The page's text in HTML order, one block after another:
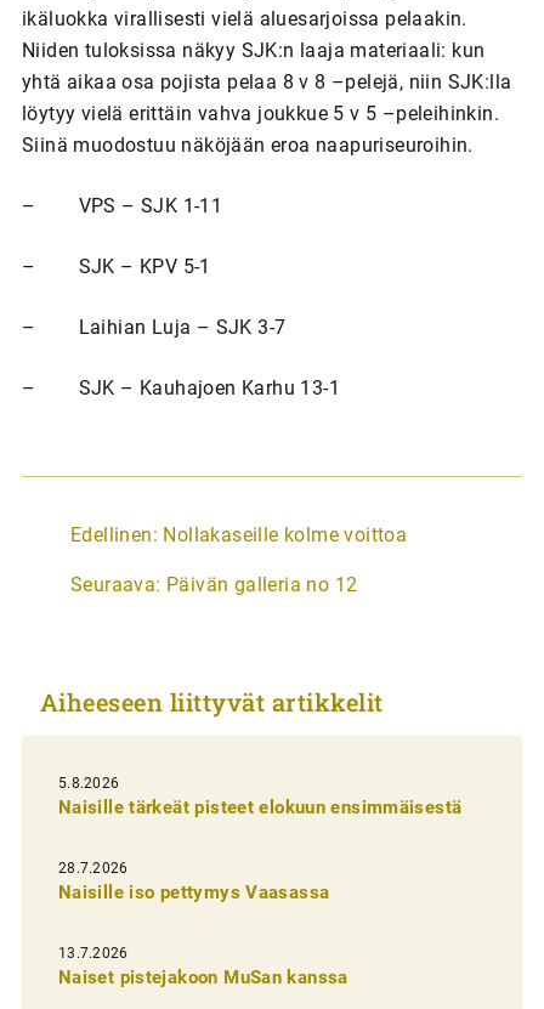
ikäluokka virallisesti vielä aluesarjoissa pelaakin.
Niiden tuloksissa näkyy SJK:n laaja materiaali: kun
yhtä aikaa osa pojista pelaa 8 v 8 –pelejä, niin SJK:lla
löytyy vielä erittäin vahva joukkue 5 v 5 –peleihinkin.
Siinä muodostuu näköjään eroa naapuriseuroihin.
– VPS – SJK 1-11
– SJK – KPV 5-1
– Laihian Luja – SJK 3-7
– SJK – Kauhajoen Karhu 13-1
A
t
k
e
l
i
e
n
e
Edellinen: Nollakaseille kolme voittoa
Seuraava: Päivän galleria no 12
Aiheeseen liittyvät artikkelit
5.8.2026
Naisille tärkeät pisteet elokuun ensimmäisestä
28.7.2026
Naisille iso pettymys Vaasassa
13.7.2026
Naiset pistejakoon MuSan kanssa